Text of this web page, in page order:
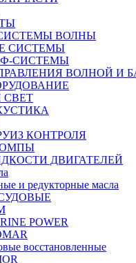
ВОЛНЫ
СИСТЕМЫ
СИСТЕМЫ
ВОЛНОЙ И
КОНТРОЛЯ
ДВИГАТЕЛЕЙ
и редукторные масла
POWER
восстановленные